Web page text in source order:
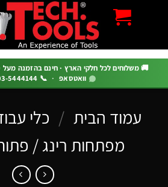
משלוחים לכל חלקי הארץ · חינם בהזמנה מעל ₪399
וואטסאפ · 📞 03-5444144 שלוחה 1
עמוד הבית / כלי עבודה
מפתחות רינג / פתוח